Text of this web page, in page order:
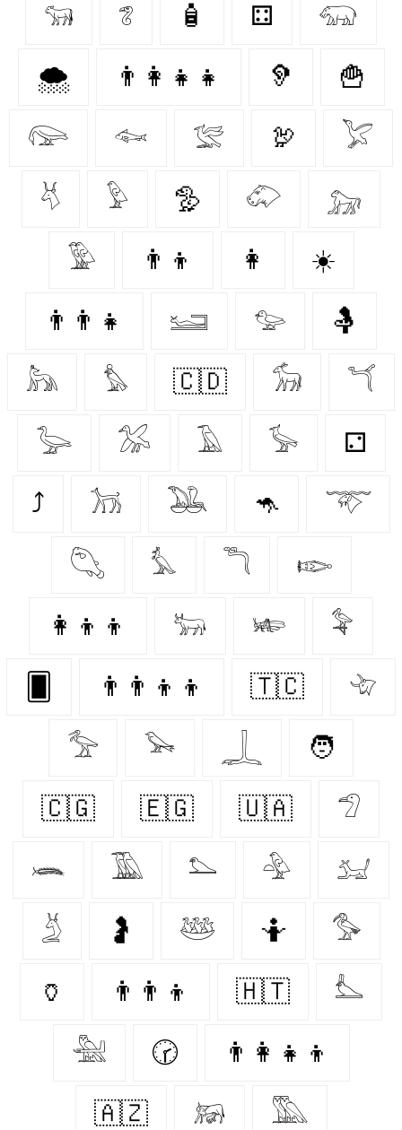
𓃔 𓆂 🧴 ⚃ 𓃯
🌨️ 👨‍👩‍👧‍👧 🦻 🍟
𓅼 𓆜 𓅛 🦃 𓅯
𓄃 𓅱 🦤 𓄁 𓃷
𓅳 👨‍👦 👩‍ ☀️
👨‍👨‍👧 𓆒 𓅰 🤱
𓃦 𓅊 🇨🇩 𓃘 𓆔
𓅬 𓅮 𓄿 𓅚 ⚁
⤴ 𓃡 𓅒 🦘 𓄅
𓆡 𓅘 𓆕 𓆢
👩‍👦‍👦 𓃒 𓆧 𓅝
👨‍👨‍👦‍👦 🇹🇨 𓄀
𓅡 𓅨 𓆆 🧑
🇨🇬 🇪🇬 🇺🇦 𓅿
𓆨 𓅀 𓅌 𓅲 𓃫
𓄄 🤰 𓅸 🤷‍ 𓅜
🏺 👨‍👨‍👦 🇭🇹 𓅏
𓅖 🕝 👨‍👩‍👧‍👦
🇦🇿 𓃖 𓅔